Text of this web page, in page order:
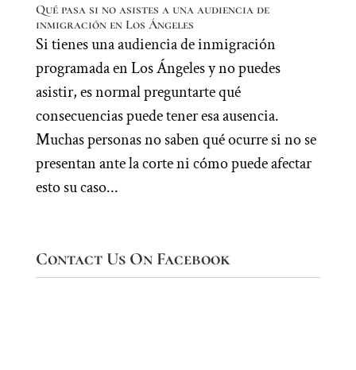
Qué pasa si no asistes a una audiencia de
inmigración en Los Ángeles
Si tienes una audiencia de inmigración
programada en Los Ángeles y no puedes
asistir, es normal preguntarte qué
consecuencias puede tener esa ausencia.
Muchas personas no saben qué ocurre si no se
presentan ante la corte ni cómo puede afectar
esto su caso...
Contact Us On Facebook